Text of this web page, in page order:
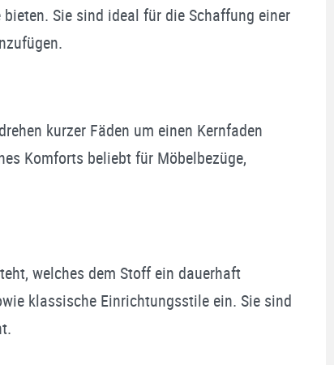
Sie sind ideal für die Schaffung einer
kurzer Fäden um einen Kernfaden
Komforts beliebt für Möbelbezüge,
welches dem Stoff ein dauerhaft
klassische Einrichtungsstile ein. Sie sind